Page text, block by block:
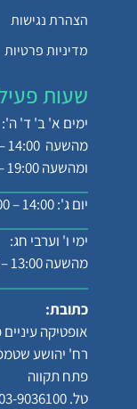
הצהרת נגישות
מדיניות פרטיות
שעות
ימים א' ב' ד' ה':
מהשעה 14:00 – 10:00
ומהשעה 19:00 – 16:00
יום ג': 14:00 – 10:00
ימי ו' וערבי חג:
מהשעה 13:00 – 10:00
כתובת:
אופטיקה
רח' יהושע
פתח תקווה
טל. 03-9036100